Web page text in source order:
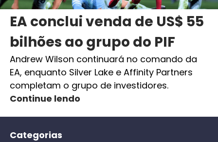
EA conclui venda de US$ 55
bilhões ao grupo do PIF
Andrew Wilson continuará no comando da
EA, enquanto Silver Lake e Affinity Partners
completam o grupo de investidores.
Continue lendo
Categorias